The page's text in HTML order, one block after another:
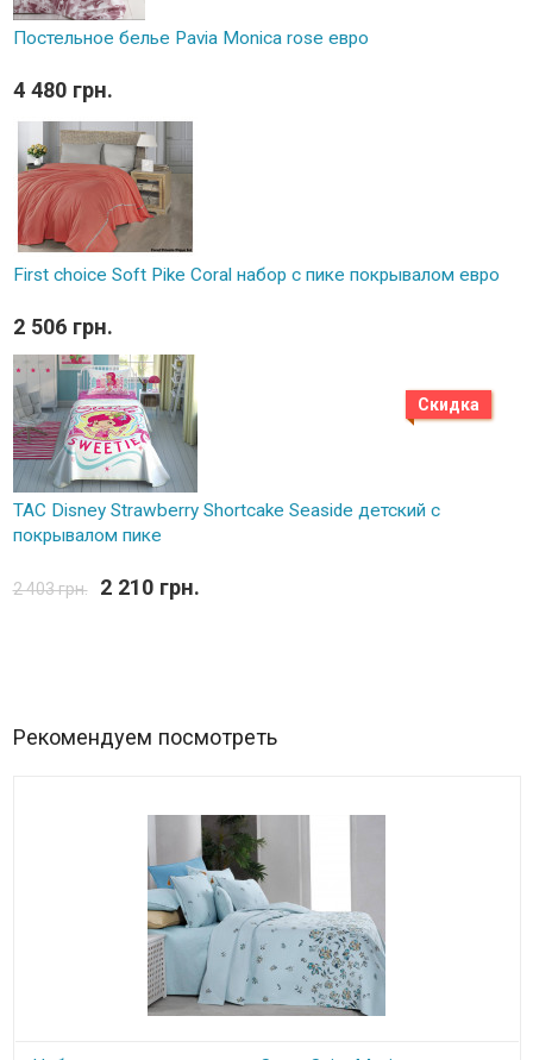
Постельное белье Pavia Monica rose евро
4 480 грн.
First choice Soft Pike Coral набор с пике покрывалом евро
2 506 грн.
Скидка
TAC Disney Strawberry Shortcake Seaside детский с
покрывалом пике
2 403 грн. 2 210 грн.
Рекомендуем посмотреть